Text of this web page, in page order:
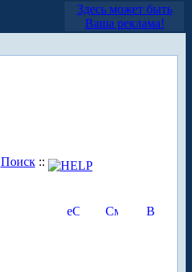
Здесь может быть
Ваша реклама!
Поиск::